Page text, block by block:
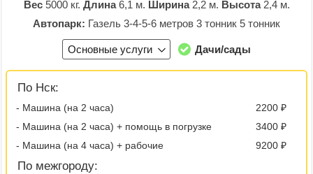
Вес5000 кг. Длина6,1 м. Ширина2,2 м. Высота2,4 м.
Автопарк: Газель 3-4-5-6 метров 3 тонник 5 тонник
Основные услуги Дачи/сады
По Нск:
- Машина (на 2 часа)
2200 ₽
- Машина (на 2 часа) + помощь в погрузке
3400 ₽
- Машина (на 4 часа) + рабочие
9200 ₽
По межгороду: